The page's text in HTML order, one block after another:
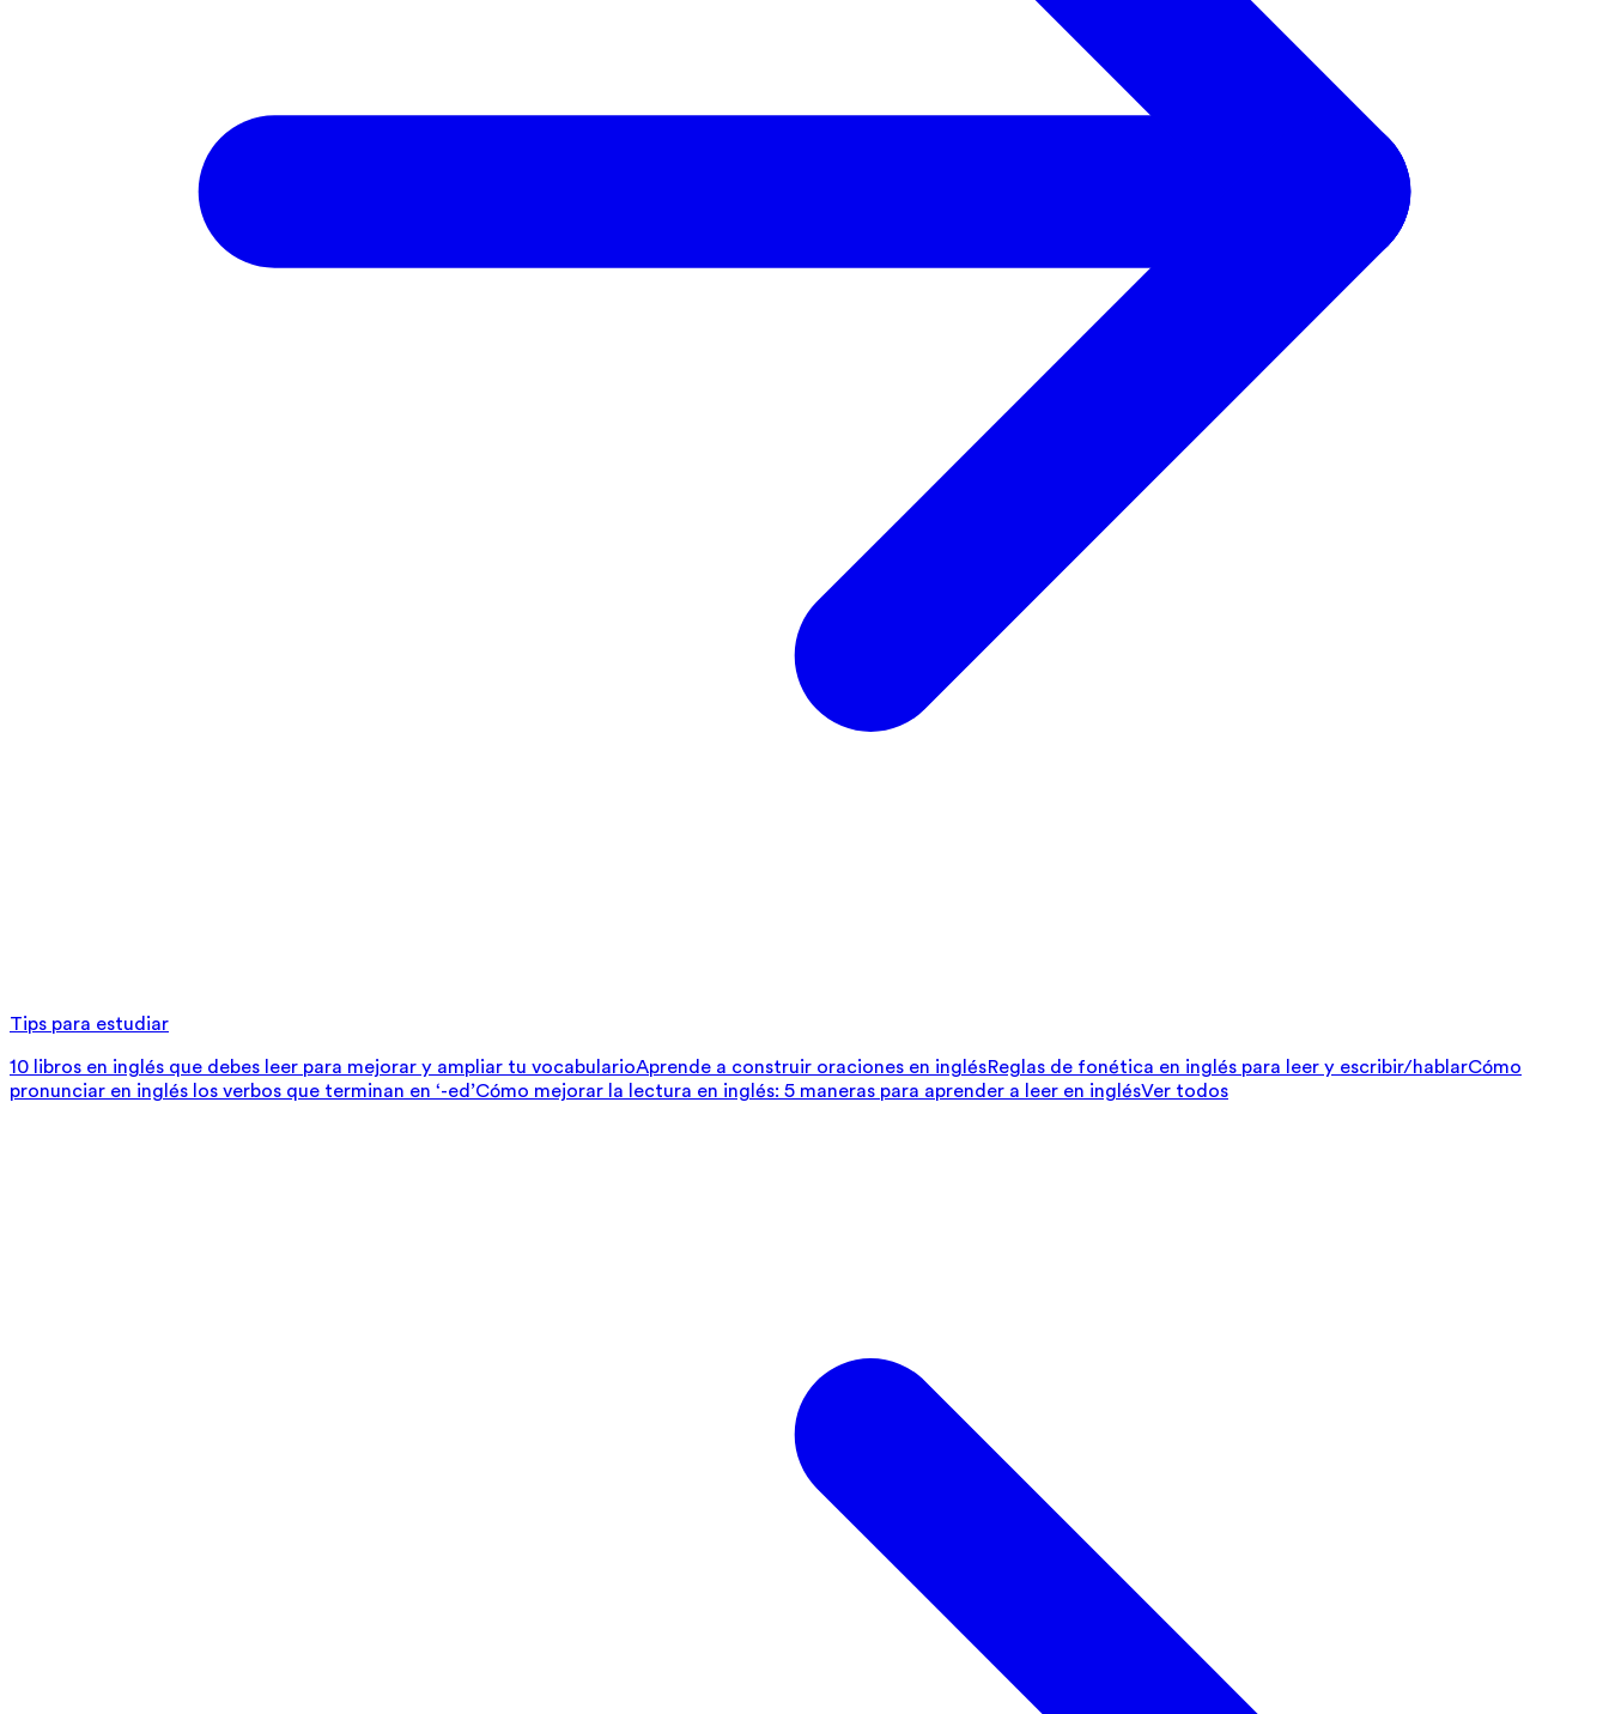
Tips para estudiar
10 libros en inglés que debes leer para mejorar y ampliar tu vocabularioAprende a construir oraciones en inglésReglas de fonética en inglés para leer y escribir/hablarCómo
pronunciar en inglés los verbos que terminan en ‘-ed’Cómo mejorar la lectura en inglés: 5 maneras para aprender a leer en inglésVer todos